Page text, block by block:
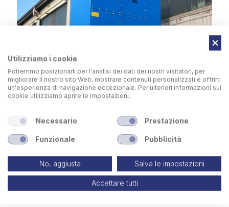
Utilizziamo i cookie
Potremmo posizionarli per l'analisi dei dati dei nostri visitatori, per
migliorare il nostro sito Web, mostrare contenuti personalizzati e offrirti
un'esperienza di navigazione eccezionale. Per ulteriori informazioni sui
cookie utilizziamo aprire le impostazioni.
Necessario Prestazione
Funzionale Pubblicità
No, aggiusta Salva le impostazioni
Accettare tutti